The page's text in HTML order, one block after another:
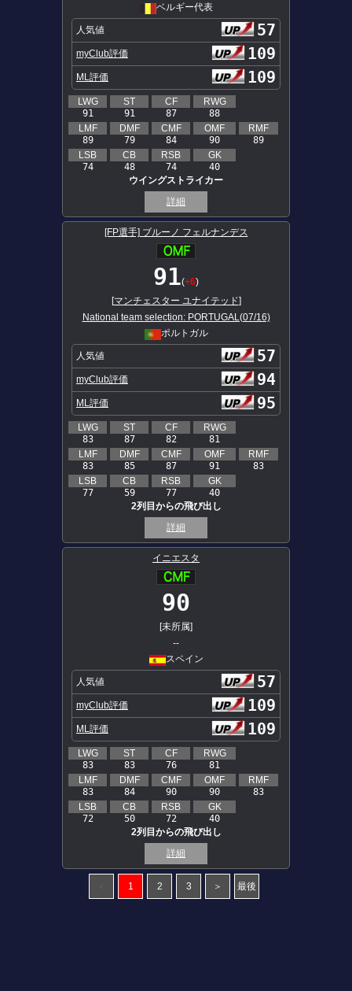
ベルギー代表
人気値 57
myClub評価 109
ML評価 109
LWG
91
ST
91
CF
87
RWG
88
LMF
89
DMF
79
CMF
84
OMF
90
RMF
89
LSB
74
CB
48
RSB
74
GK
40
ウイングストライカー
詳細
[FP選手] ブルーノ フェルナンデス
91(+6)
[マンチェスター ユナイテッド]
National team selection: PORTUGAL(07/16)
ポルトガル
人気値 57
myClub評価 94
ML評価 95
LWG
83
ST
87
CF
82
RWG
81
LMF
83
DMF
85
CMF
87
OMF
91
RMF
83
LSB
77
CB
59
RSB
77
GK
40
2列目からの飛び出し
詳細
イニエスタ
90
[未所属]
--
スペイン
人気値 57
myClub評価 109
ML評価 109
LWG
83
ST
83
CF
76
RWG
81
LMF
83
DMF
84
CMF
90
OMF
90
RMF
83
LSB
72
CB
50
RSB
72
GK
40
2列目からの飛び出し
詳細
1 2 3 ＞ 最後